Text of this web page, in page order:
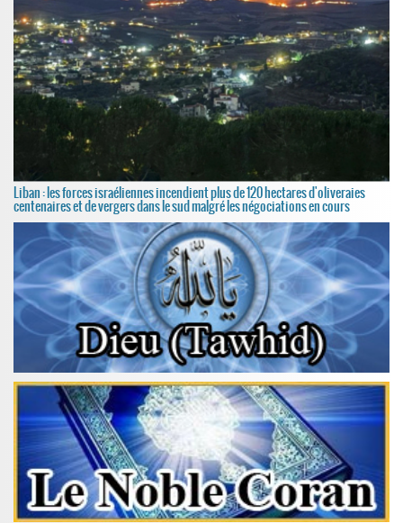
Liban : les forces israéliennes incendient plus de 120 hectares d'oliveraies
centenaires et de vergers dans le sud malgré les négociations en cours